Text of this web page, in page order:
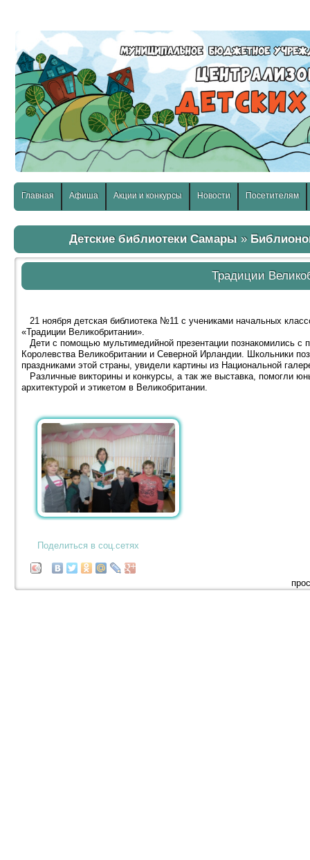
Главная Афиша Акции и конкурсы Новости Посетителям
Детские библиотеки Самары»
Традиции
21 ноября детская библиотека №11 с учениками начальных
«Традиции Великобритании».
Дети с помощью мультимедийной презентации познакомились с
Королевства Великобритании и Северной Ирландии. Школьники
праздниками этой страны, увидели картины из Национальной
Различные викторины и конкурсы, а так же выставка, помогли
архитектурой и этикетом в Великобритании.
Поделиться в соц.сетях